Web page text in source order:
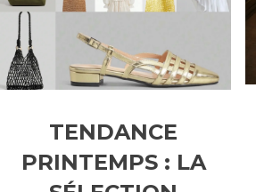
TENDANCE
PRINTEMPS : LA